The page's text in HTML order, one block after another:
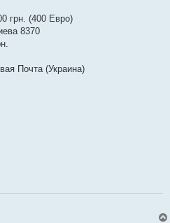
грн. (400 Евро)
8370
Почта (Украина)